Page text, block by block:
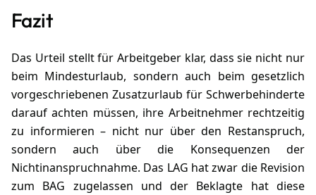
Fazit
Das Urteil stellt für Arbeitgeber klar, dass sie nicht nur
beim Mindesturlaub, sondern auch beim gesetzlich
vorgeschriebenen Zusatzurlaub für Schwerbehinderte
darauf achten müssen, ihre Arbeitnehmer rechtzeitig
zu informieren – nicht nur über den Restanspruch,
sondern auch über die Konsequenzen der
Nichtinanspruchnahme. Das LAG hat zwar die Revision
zum BAG zugelassen und der Beklagte hat diese